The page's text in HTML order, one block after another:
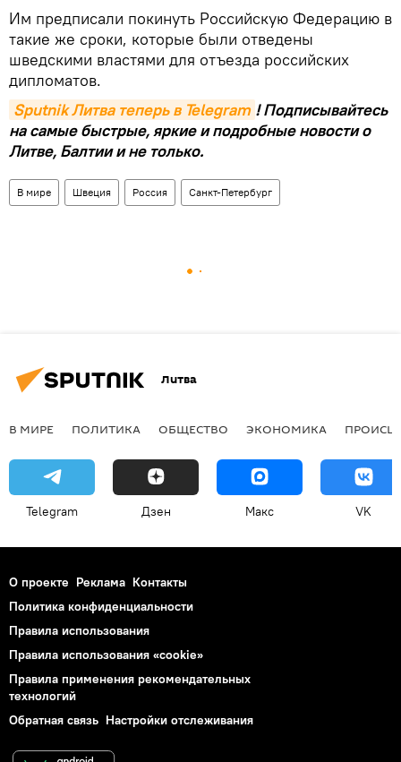
Им предписали покинуть Российскую Федерацию в
такие же сроки, которые были отведены
шведскими властями для отъезда российских
дипломатов.
Sputnik Литва теперь в Telegram ! Подписывайтесь
на самые быстрые, яркие и подробные новости о
Литве, Балтии и не только.
В мире Швеция Россия Санкт-Петербург
Литва
В МИРЕ ПОЛИТИКА ОБЩЕСТВО ЭКОНОМИКА
Telegram Дзен Макс VK
О проекте Реклама Контакты
Политика конфиденциальности
Правила использования
Правила использования «cookie»
Правила применения рекомендательных
технологий
Обратная связь Настройки отслеживания